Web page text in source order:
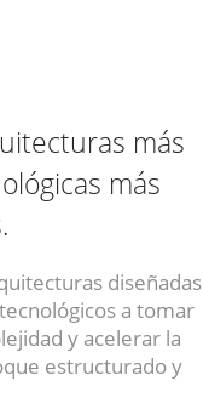
más
más
diseñadas
a tomar
y acelerar la
estructurado y